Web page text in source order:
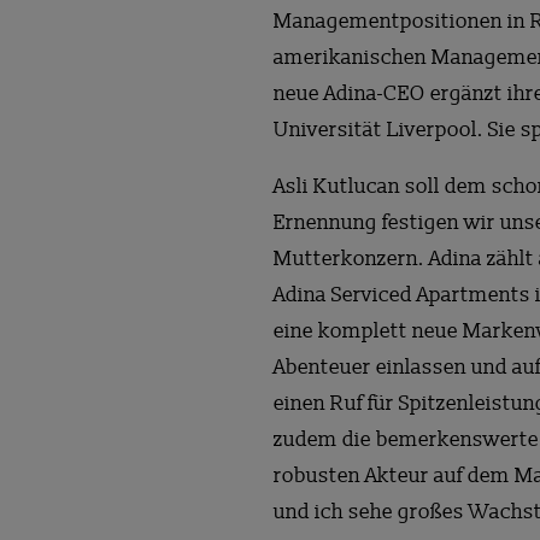
Managementpositionen in
amerikanischen
neue Adina-CEO ergänzt
Universität Liverpool. Sie
Asli Kutlucan soll dem
Ernennung festigen wir
Mutterkonzern. Adina zählt
Adina Serviced
eine komplett neue
Abenteuer einlassen und
einen Ruf für
zudem die
robusten Akteur auf dem
und ich sehe großes